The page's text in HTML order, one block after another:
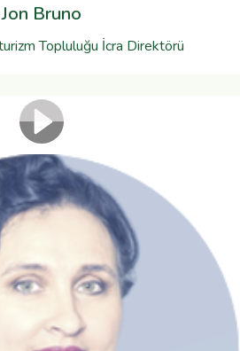
Jon Bruno
Topluluğu İcra Direktörü